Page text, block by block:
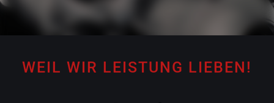
WEIL WIR LEISTUNG LIEBEN!